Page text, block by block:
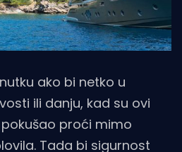
ako bi netko u
ili danju, kad su ovi
proći mimo
Tada bi sigurnost